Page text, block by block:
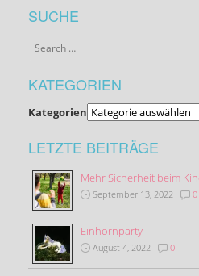
SUCHE
KATEGORIEN
Kategorien
LETZTE BEITRÄGE
Mehr Sicherheit beim
September 13, 2022 0
Einhornparty
August 4, 2022 0